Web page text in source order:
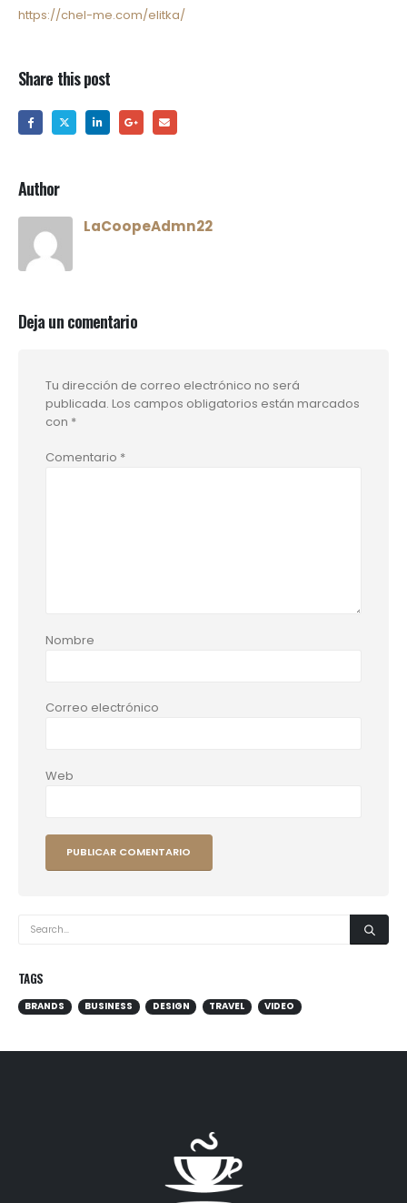
https://chel-me.com/elitka/
Share this post
Author
LaCoopeAdmn22
Deja un comentario
Tu dirección de correo electrónico no será
publicada. Los campos obligatorios están marcados
con *
Comentario *
Nombre
Correo electrónico
Web
TAGS
BRANDS BUSINESS DESIGN TRAVEL VIDEO